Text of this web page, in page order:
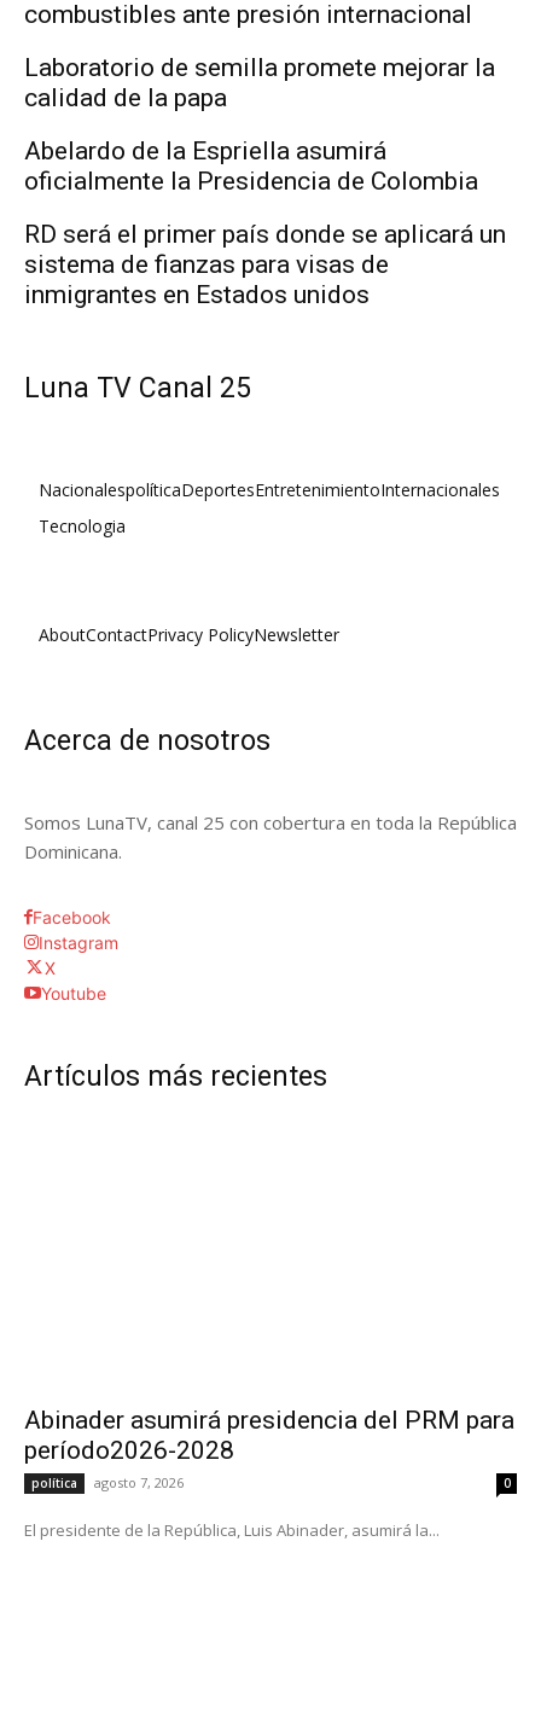
combustibles ante presión internacional
Laboratorio de semilla promete mejorar la
calidad de la papa
Abelardo de la Espriella asumirá
oficialmente la Presidencia de Colombia
RD será el primer país donde se aplicará un
sistema de fianzas para visas de
inmigrantes en Estados unidos
Luna TV Canal 25
NacionalespolíticaDeportesEntretenimientoInternacionales
Tecnologia
AboutContactPrivacy PolicyNewsletter
Acerca de nosotros
Somos LunaTV, canal 25 con cobertura en toda la República
Dominicana.
Facebook
Instagram
X
Youtube
Artículos más recientes
Abinader asumirá presidencia del PRM para
período2026-2028
política agosto 7, 2026 0
El presidente de la República, Luis Abinader, asumirá la...